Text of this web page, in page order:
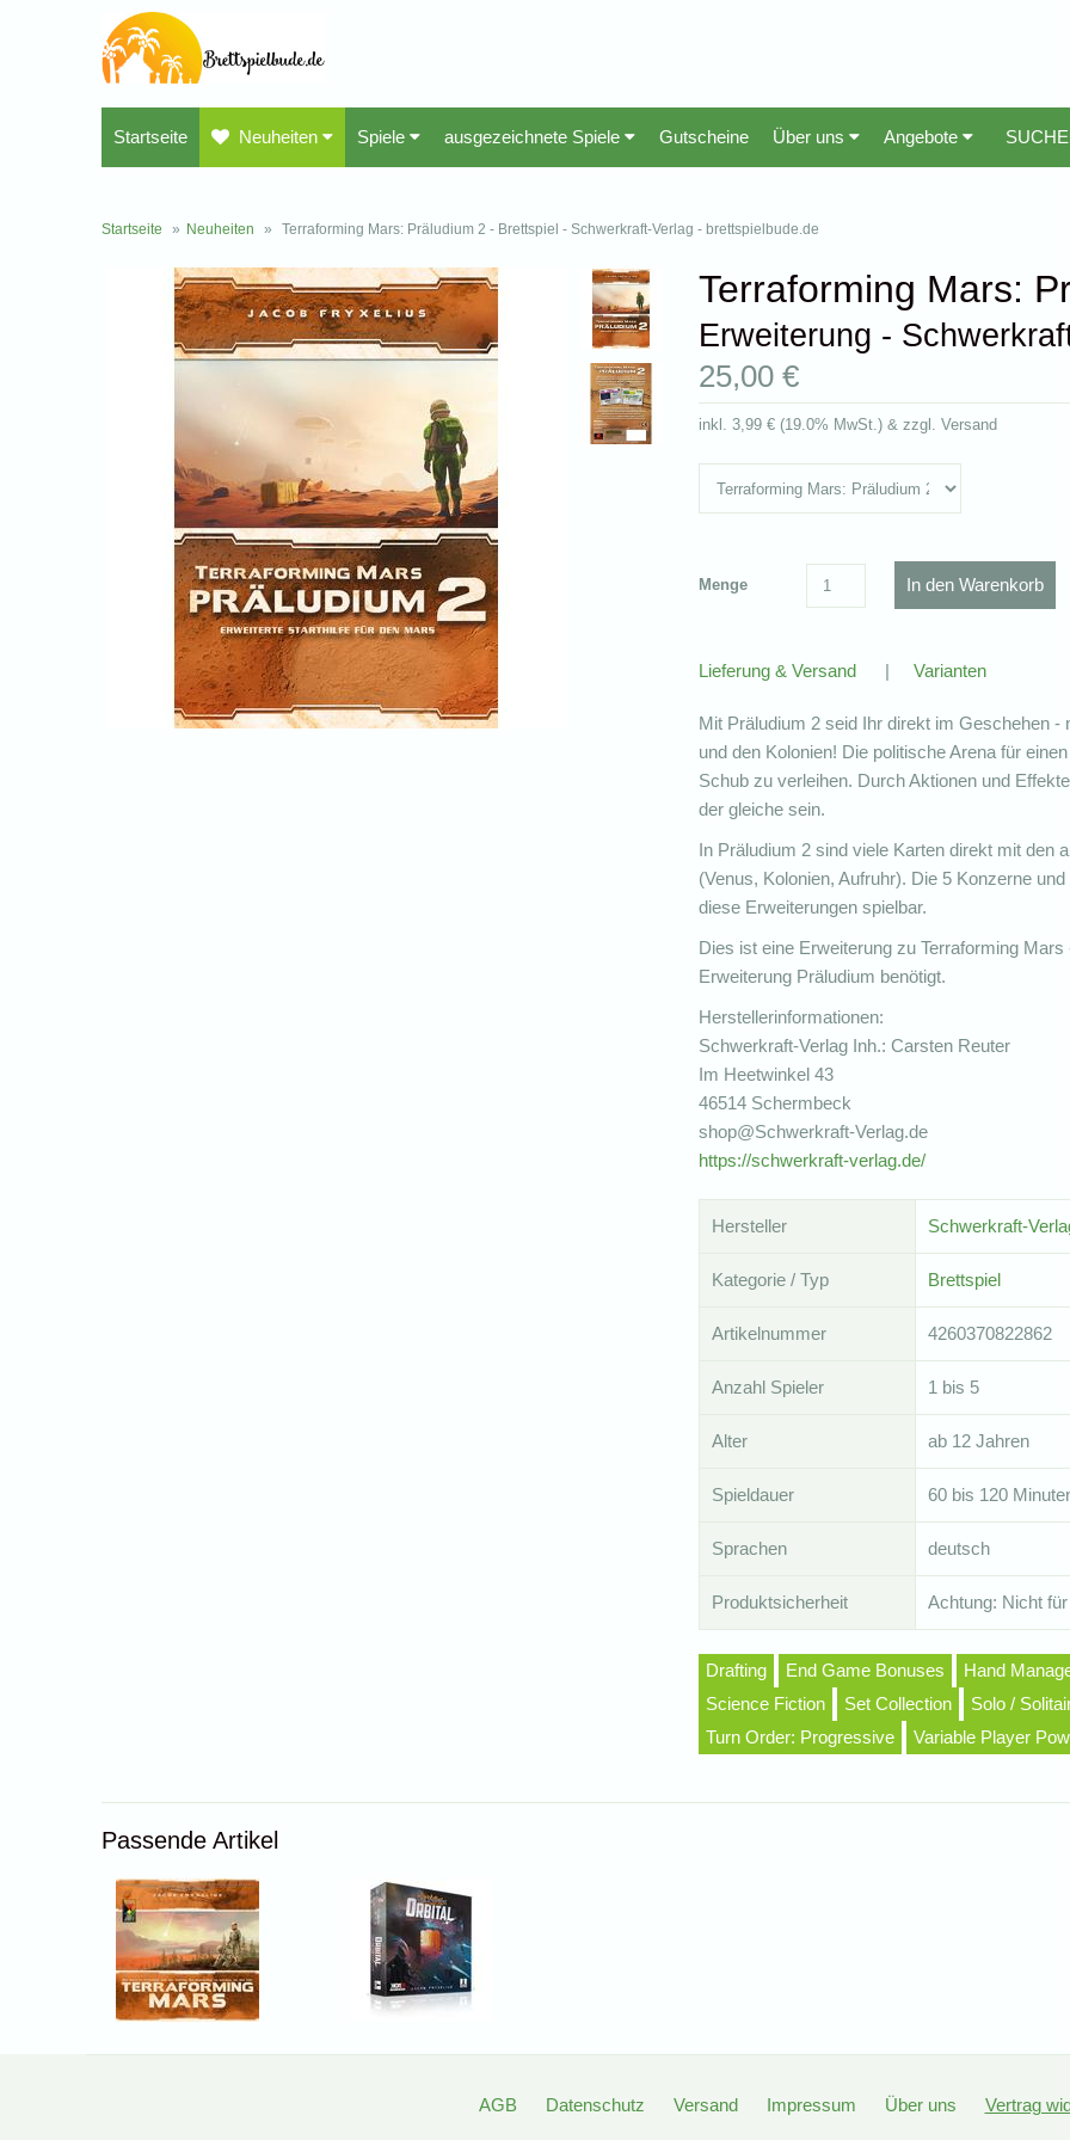
Startseite Neuheiten Spiele ausgezeichnete Spiele Gutscheine Über uns Angebote
Startseite » Neuheiten » Terraforming Mars: Präludium 2 - Brettspiel - Schwerkraft-Verlag - brettspielbude.de
Terraforming Mars:
Erweiterung -
25,00 €
inkl. 3,99 €(19.0% MwSt.) & zzgl. Versand
Menge
Lieferung & Versand | Varianten
Mit Präludium 2 seid Ihr direkt im Geschehen
und den Kolonien! Die politische Arena für
Schub zu verleihen. Durch Aktionen und
der gleiche sein.
In Präludium 2 sind viele Karten direkt mit den
(Venus, Kolonien, Aufruhr). Die 5 Konzerne
diese Erweiterungen spielbar.
Dies ist eine Erweiterung zu Terraforming
Erweiterung Präludium benötigt.
Herstellerinformationen:
Schwerkraft-Verlag Inh.: Carsten Reuter
Im Heetwinkel 43
46514 Schermbeck
shop@Schwerkraft-Verlag.de
https://schwerkraft-verlag.de/
Hersteller Schwerkraft-
Kategorie / Typ Brettspiel
Artikelnummer 4260370822862
Anzahl Spieler 1 bis 5
Alter ab 12 Jahren
Spieldauer 60 bis 120
Sprachen deutsch
Produktsicherheit Achtung: Nicht
Drafting End Game Bonuses Hand
Science Fiction
Set Collection Solo /
Turn Order: Progressive
Variable Player
Passende Artikel
AGB Datenschutz Versand Impressum Über uns Vertrag